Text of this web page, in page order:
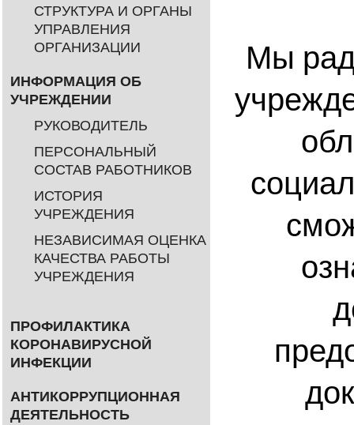
СТРУКТУРА И ОРГАНЫ
УПРАВЛЕНИЯ
ОРГАНИЗАЦИИ
ИНФОРМАЦИЯ ОБ
УЧРЕЖДЕНИИ
РУКОВОДИТЕЛЬ
ПЕРСОНАЛЬНЫЙ
СОСТАВ РАБОТНИКОВ
ИСТОРИЯ
УЧРЕЖДЕНИЯ
НЕЗАВИСИМАЯ ОЦЕНКА
КАЧЕСТВА РАБОТЫ
УЧРЕЖДЕНИЯ
ПРОФИЛАКТИКА
КОРОНАВИРУСНОЙ
ИНФЕКЦИИ
АНТИКОРРУПЦИОННАЯ
ДЕЯТЕЛЬНОСТЬ
Мы